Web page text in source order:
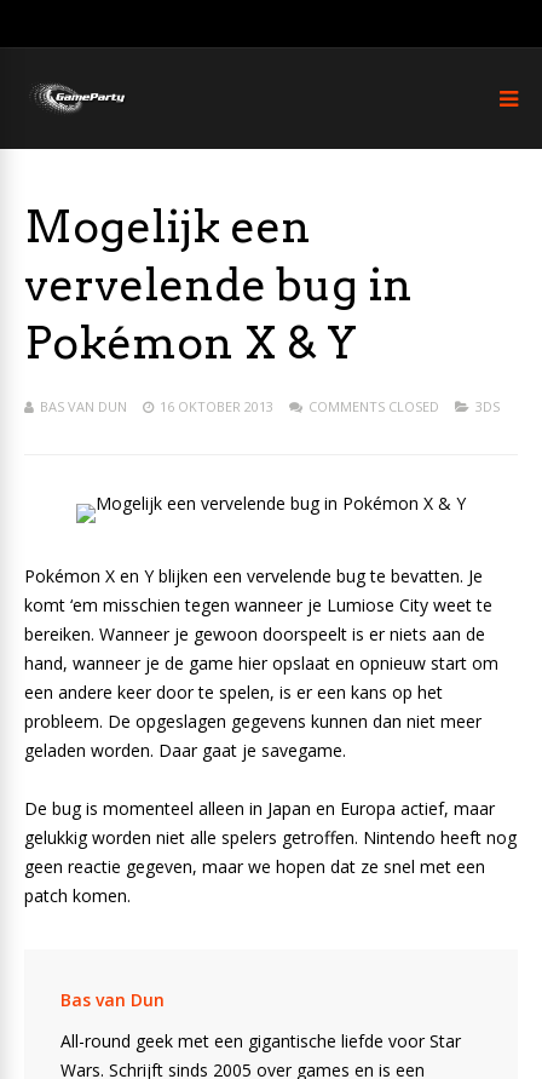
Mogelijk een
vervelende bug in
Pokémon X & Y
BAS VAN DUN 16 OKTOBER 2013 COMMENTS CLOSED 3DS
Pokémon X en Y blijken een vervelende bug te bevatten. Je
komt ‘em misschien tegen wanneer je Lumiose City weet te
bereiken. Wanneer je gewoon doorspeelt is er niets aan de
hand, wanneer je de game hier opslaat en opnieuw start om
een andere keer door te spelen, is er een kans op het
probleem. De opgeslagen gegevens kunnen dan niet meer
geladen worden. Daar gaat je savegame.
De bug is momenteel alleen in Japan en Europa actief, maar
gelukkig worden niet alle spelers getroffen. Nintendo heeft nog
geen reactie gegeven, maar we hopen dat ze snel met een
patch komen.
Bas van Dun
All-round geek met een gigantische liefde voor Star
Wars. Schrijft sinds 2005 over games en is een